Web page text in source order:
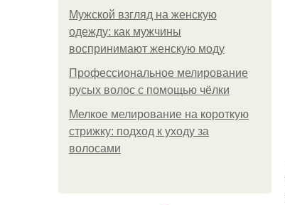
Мужской взгляд на женскую
одежду: как мужчины
воспринимают женскую моду
Профессиональное мелирование
русых волос с помощью чёлки
Мелкое мелирование на короткую
стрижку: подход к уходу за
волосами